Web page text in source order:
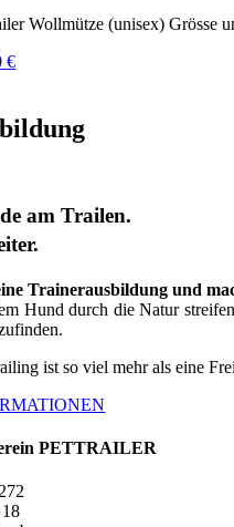
Wollmütze (unisex) Grösse
€
am Trailen.
Trainerausbildung und
Hund durch die Natur
ist so viel mehr als eine
PETTRAILER